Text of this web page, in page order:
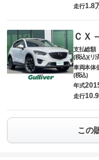
走行1.8
ＣＸ
支払総額
(税込)(リ
車両本体
(税込)
年式
走行
この